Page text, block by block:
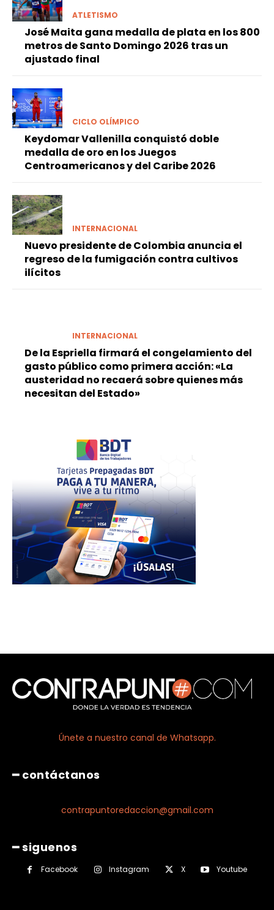
ATLETISMO
José Maita gana medalla de plata en los 800
metros de Santo Domingo 2026 tras un
ajustado final
CICLO OLÍMPICO
Keydomar Vallenilla conquistó doble
medalla de oro en los Juegos
Centroamericanos y del Caribe 2026
INTERNACIONAL
Nuevo presidente de Colombia anuncia el
regreso de la fumigación contra cultivos
ilícitos
INTERNACIONAL
De la Espriella firmará el congelamiento del
gasto público como primera acción: «La
austeridad no recaerá sobre quienes más
necesitan del Estado»
Únete a nuestro canal de Whatsapp.
━ contáctanos
contrapuntoredaccion@gmail.com
━ siguenos
Facebook Instagram X Youtube